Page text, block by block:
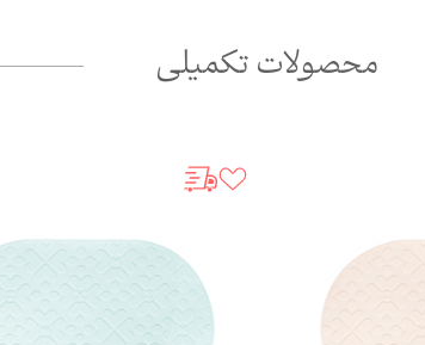
محصولات تکمیلی